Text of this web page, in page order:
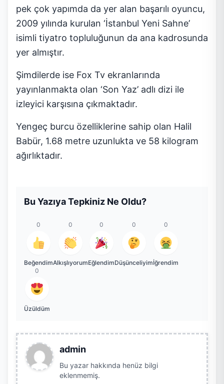
pek çok yapımda da yer alan başarılı oyuncu,
2009 yılında kurulan ‘İstanbul Yeni Sahne’
isimli tiyatro topluluğunun da ana kadrosunda
yer almıştır.
Şimdilerde ise Fox Tv ekranlarında
yayınlanmakta olan ‘Son Yaz’ adlı dizi ile
izleyici karşısına çıkmaktadır.
Yengeç burcu özelliklerine sahip olan Halil
Babür, 1.68 metre uzunlukta ve 58 kilogram
ağırlıktadır.
Bu Yazıya Tepkiniz Ne Oldu?
0
Beğendim
0
Alkışlıyorum
0
Eğlendim
0
Düşünceliyim
0
İğrendim
0
Üzüldüm
admin
Bu yazar hakkında henüz bilgi
eklenmemiş.